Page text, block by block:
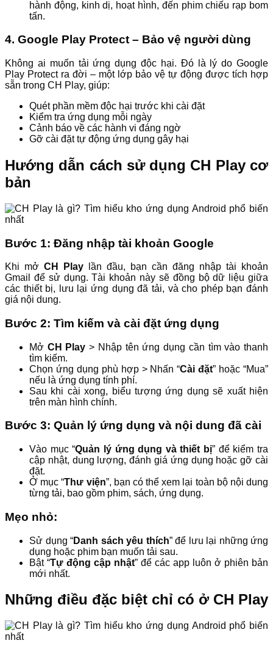
hành động, kinh dị, hoạt hình, đến phim chiếu rạp bom
tấn.
4. Google Play Protect – Bảo vệ người dùng
Không ai muốn tải ứng dụng độc hại. Đó là lý do Google
Play Protect ra đời – một lớp bảo vệ tự động được tích hợp
sẵn trong CH Play, giúp:
Quét phần mềm độc hại trước khi cài đặt
Kiểm tra ứng dụng mỗi ngày
Cảnh báo về các hành vi đáng ngờ
Gỡ cài đặt tự động ứng dụng gây hại
Hướng dẫn cách sử dụng CH Play cơ
bản
Bước 1: Đăng nhập tài khoản Google
Khi mở CH Play lần đầu, bạn cần đăng nhập tài khoản
Gmail để sử dụng. Tài khoản này sẽ đồng bộ dữ liệu giữa
các thiết bị, lưu lại ứng dụng đã tải, và cho phép bạn đánh
giá nội dung.
Bước 2: Tìm kiếm và cài đặt ứng dụng
Mở CH Play > Nhập tên ứng dụng cần tìm vào thanh
tìm kiếm.
Chọn ứng dụng phù hợp > Nhấn “Cài đặt” hoặc “Mua”
nếu là ứng dụng tính phí.
Sau khi cài xong, biểu tượng ứng dụng sẽ xuất hiện
trên màn hình chính.
Bước 3: Quản lý ứng dụng và nội dung đã cài
Vào mục “Quản lý ứng dụng và thiết bị” để kiểm tra
cập nhật, dung lượng, đánh giá ứng dụng hoặc gỡ cài
đặt.
Ở mục “Thư viện”, bạn có thể xem lại toàn bộ nội dung
từng tải, bao gồm phim, sách, ứng dụng.
Mẹo nhỏ:
Sử dụng “Danh sách yêu thích” để lưu lại những ứng
dụng hoặc phim bạn muốn tải sau.
Bật “Tự động cập nhật” để các app luôn ở phiên bản
mới nhất.
Những điều đặc biệt chỉ có ở CH Play